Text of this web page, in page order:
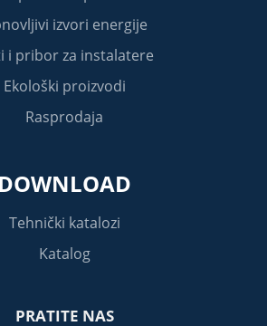
izvori energije
i pribor za instalatere
Ekološki proizvodi
Rasprodaja
DOWNLOAD
Tehnički katalozi
Katalog
PRATITE NAS